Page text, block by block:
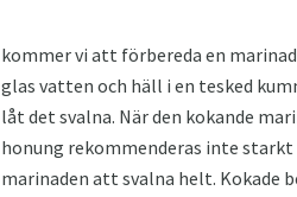
kommer vi att förbereda en
glas vatten och häll i en tesked
låt det svalna. När den kokande
honung rekommenderas inte
marinaden att svalna helt. Kokade